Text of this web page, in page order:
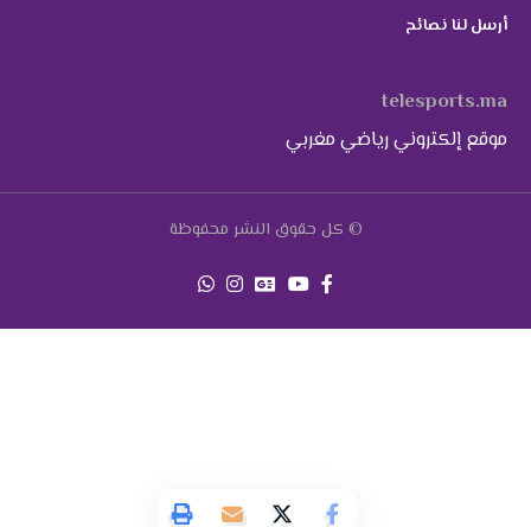
أرسل لنا نصائح
telesports.ma
موقع إلكتروني رياضي مغربي
© كل حقوق النشر محفوظة